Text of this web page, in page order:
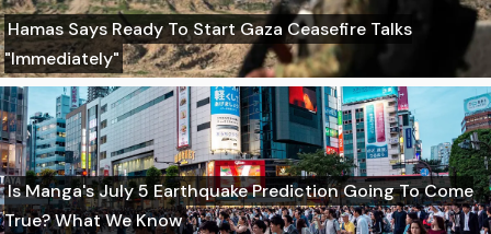
Hamas Says Ready To Start Gaza Ceasefire Talks
"Immediately"
Is Manga's July 5 Earthquake Prediction Going To Come
True? What We Know